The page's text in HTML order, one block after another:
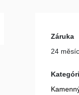
Záruka
24